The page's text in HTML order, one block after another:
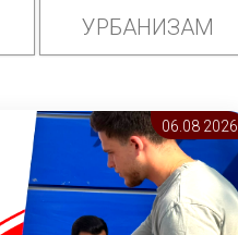
УРБАНИЗАМ
06.08 2026